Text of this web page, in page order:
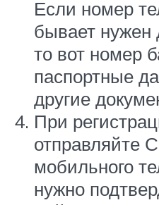
Если номер
бывает нужен
то вот номер
паспортные
другие
При
отправляйте
мобильного
нужно